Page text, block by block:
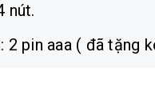
nút.
2 pin aaa ( đã tặng